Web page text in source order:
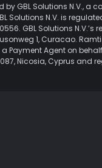
GBL Solutions N.V., a
Solutions N.V. is
GBL Solutions N.V.’s
1, Curacao.
Payment Agent on
Nicosia, Cyprus and